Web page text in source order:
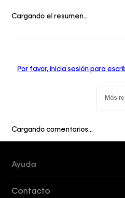
Cargando el resumen…
Por favor, inicia sesión para
Más
Cargando comentarios…
Ayuda
Contacto